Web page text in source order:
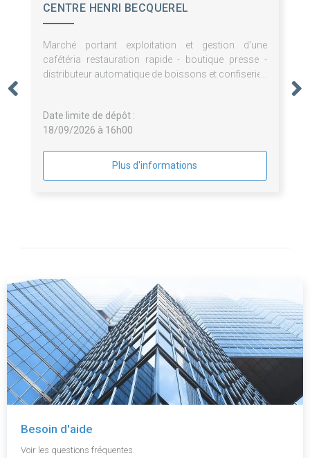
CENTRE HENRI BECQUEREL
Marché portant exploitation et gestion d'une
cafétéria restauration rapide - boutique presse -
distributeur automatique de boissons et confiseries
Date limite de dépôt :
18/09/2026 à 16h00
Plus d'informations
Besoin d'aide
Voir les questions fréquentes.